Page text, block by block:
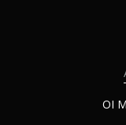
ΟΙ